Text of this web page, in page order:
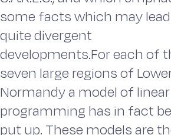
some facts which may
quite divergent
developments.For each of
seven large regions of
Normandy a model of linear
programming has in fact
put up. These models are